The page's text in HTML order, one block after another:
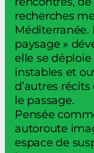
recherches
Méditerranée.
paysage »
elle se
instables et
d’autres
le passage.
Pensée
autoroute
espace de